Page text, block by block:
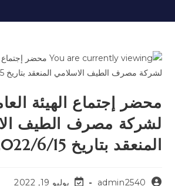
محضر إجتماع الهيئة
لشركة مصرف الطيف
المنعقد بتاريخ 2022/6/15
admin2540 يوليو 19, 2022